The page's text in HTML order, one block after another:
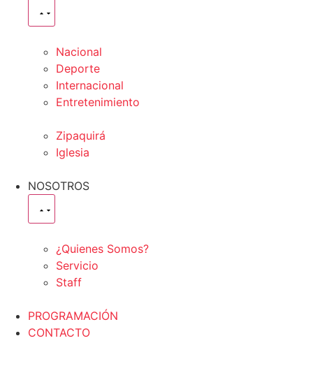
Nacional
Deporte
Internacional
Entretenimiento
Zipaquirá
Iglesia
NOSOTROS
¿Quienes Somos?
Servicio
Staff
PROGRAMACIÓN
CONTACTO